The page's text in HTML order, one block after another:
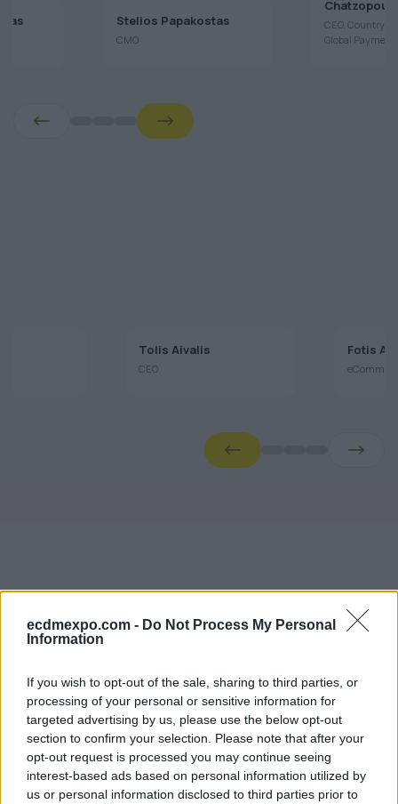
ecdmexpo.com - Do Not Process My Personal
Information
If you wish to opt-out of the sale, sharing to third parties, or
processing of your personal or sensitive information for
targeted advertising by us, please use the below opt-out
section to confirm your selection. Please note that after your
opt-out request is processed you may continue seeing
interest-based ads based on personal information utilized by
us or personal information disclosed to third parties prior to
Stelios Papakostas
CEO, Country
Fotis
Tolis Aivalis
Conference Agendas
Faliro Sports Pavilion — Main Stage
Moderators
Dimitris Mallas
Journalist CNN Greece